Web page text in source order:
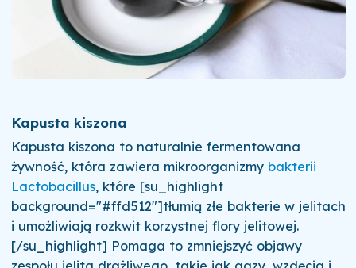
Kapusta kiszona
Kapusta kiszona to naturalnie fermentowana
żywność, która zawiera mikroorganizmy bakterii
Lactobacillus, które [su_highlight
background="#ffd512"]tłumią złe bakterie w jelitach
i umożliwiają rozkwit korzystnej flory jelitowej.
[/su_highlight] Pomaga to zmniejszyć objawy